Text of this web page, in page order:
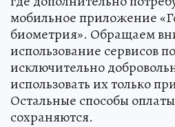
мобильное приложение
биометрия». Обращаем
использование сервисов
исключительно
использовать их только
Остальные способы
сохраняются.